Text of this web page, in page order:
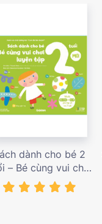
dành cho bé 2
– Bé cùng vui chơi
tập – Sách vui
tương tác Con đã